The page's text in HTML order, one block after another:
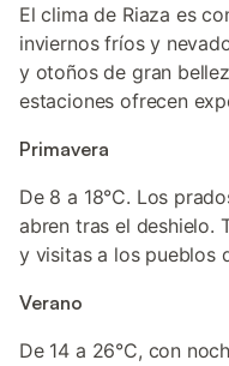
El clima de Riaza es
inviernos fríos y
y otoños de gran
estaciones ofrecen
Primavera
De 8 a 18°C. Los
abren tras el deshielo.
y visitas a los pueblos
Verano
De 14 a 26°C, con